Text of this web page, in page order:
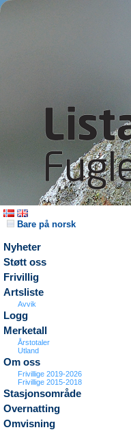
Bare på norsk
Nyheter
Støtt oss
Frivillig
Artsliste
Avvik
Logg
Merketall
Årstotaler
Utland
Om oss
Frivillige 2019-2026
Frivillige 2015-2018
Stasjonsområde
Overnatting
Omvisning